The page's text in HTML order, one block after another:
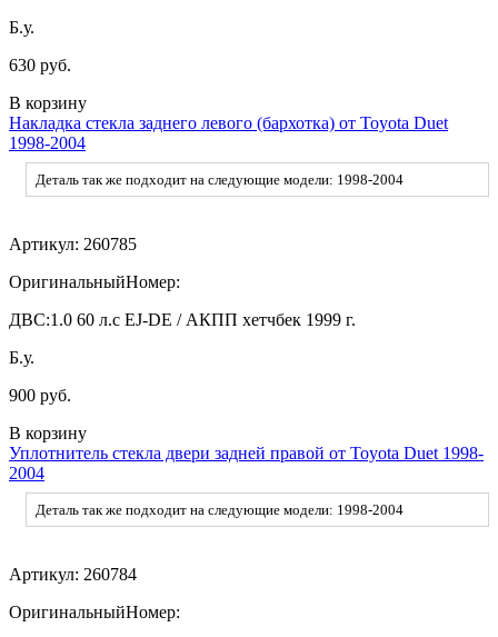
Б.у.
630 руб.
В корзину
Накладка стекла заднего левого (бархотка) от Toyota Duet
1998-2004
Деталь так же подходит на следующие модели: 1998-2004
Артикул: 260785
ОригинальныйНомер:
ДВС:1.0 60 л.с EJ-DE / АКПП хетчбек 1999 г.
Б.у.
900 руб.
В корзину
Уплотнитель стекла двери задней правой от Toyota Duet 1998-
2004
Деталь так же подходит на следующие модели: 1998-2004
Артикул: 260784
ОригинальныйНомер: